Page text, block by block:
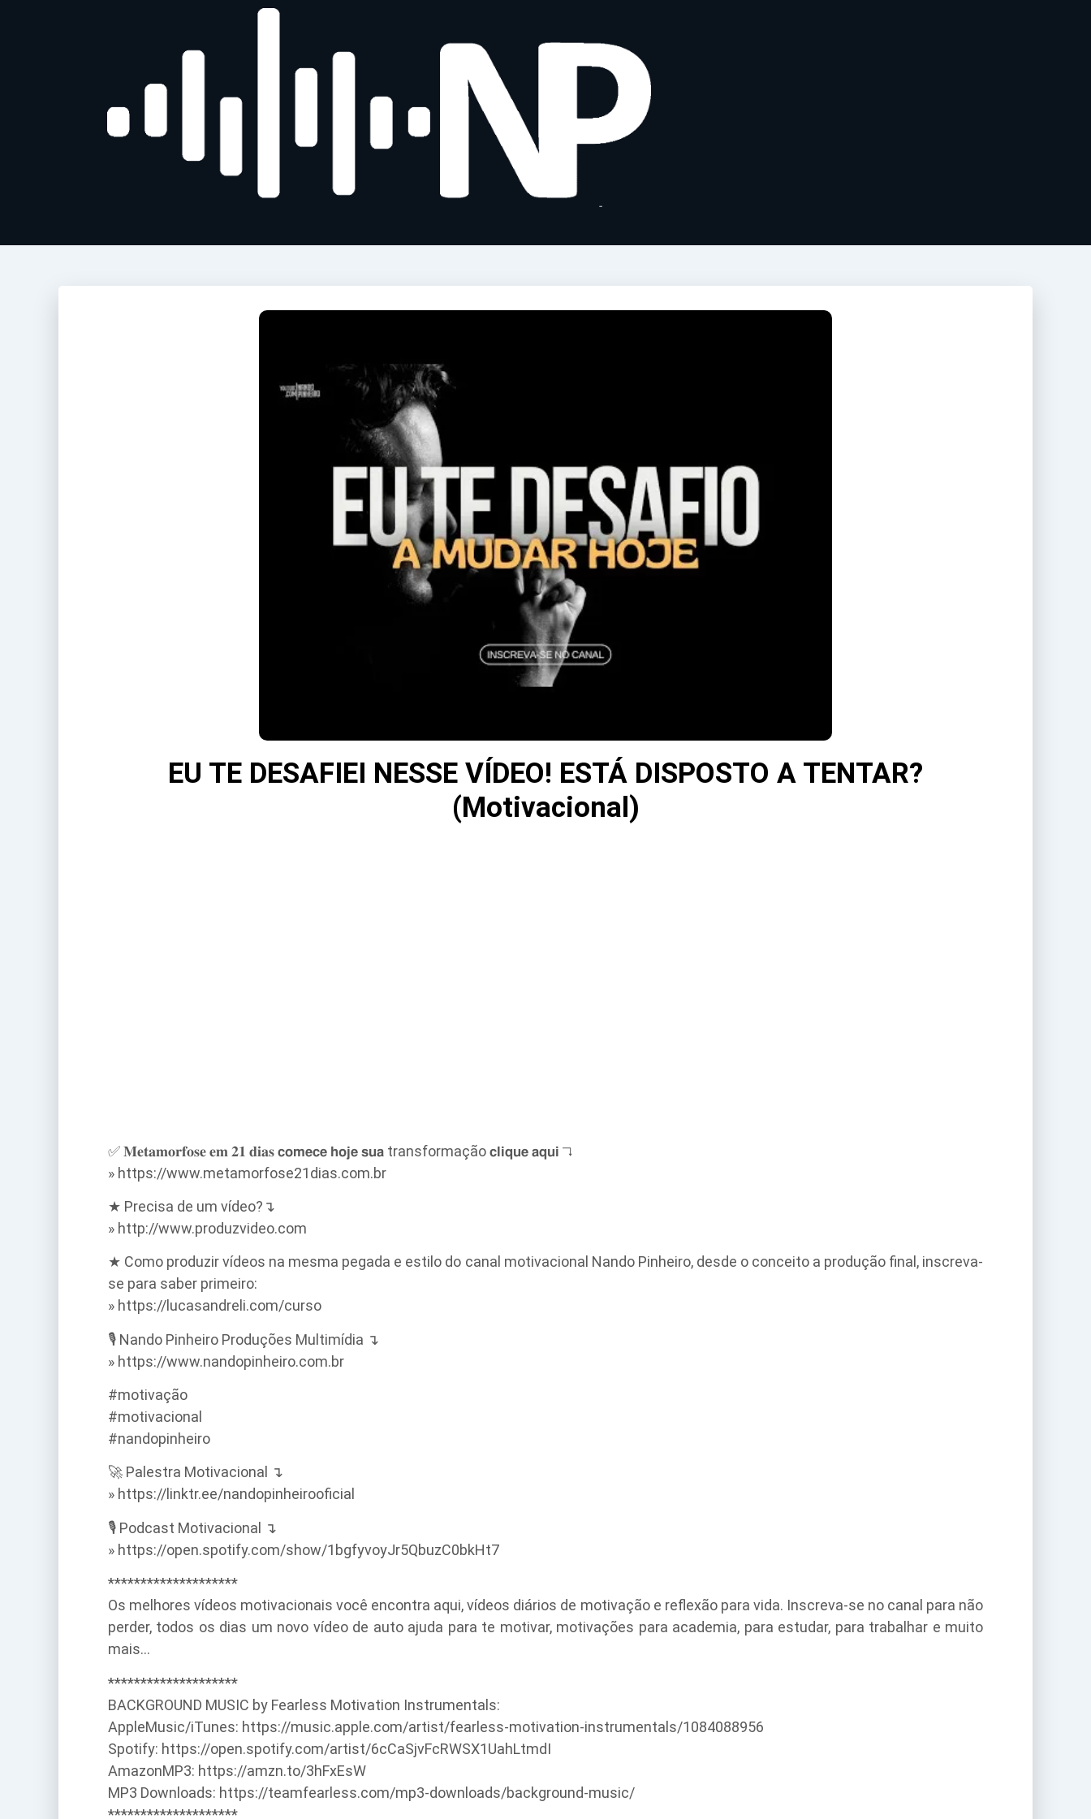
EU TE DESAFIEI NESSE VÍDEO! ESTÁ DISPOSTO A TENTAR?
(Motivacional)
✅ 𝐌𝐞𝐭𝐚𝐦𝐨𝐫𝐟𝐨𝐬𝐞 𝐞𝐦 𝟐𝟏 𝐝𝐢𝐚𝐬 𝗰𝗼𝗺𝗲𝗰𝗲 𝗵𝗼𝗷𝗲 𝘀𝘂𝗮 transformação 𝗰𝗹𝗶𝗾𝘂𝗲 𝗮𝗾𝘂𝗶 ↴
» https://www.metamorfose21dias.com.br
★ Precisa de um vídeo?↴
» http://www.produzvideo.com
★ Como produzir vídeos na mesma pegada e estilo do canal motivacional Nando Pinheiro, desde o conceito a produção final, inscreva-
se para saber primeiro:
» https://lucasandreli.com/curso
🎙️ Nando Pinheiro Produções Multimídia ↴
» https://www.nandopinheiro.com.br
#motivação
#motivacional
#nandopinheiro
🚀 Palestra Motivacional ↴
» https://linktr.ee/nandopinheirooficial
🎙️ Podcast Motivacional ↴
» https://open.spotify.com/show/1bgfyvoyJr5QbuzC0bkHt7
********************
Os melhores vídeos motivacionais você encontra aqui, vídeos diários de motivação e reflexão para vida. Inscreva-se no canal para não
perder, todos os dias um novo vídeo de auto ajuda para te motivar, motivações para academia, para estudar, para trabalhar e muito
mais…
********************
BACKGROUND MUSIC by Fearless Motivation Instrumentals:
AppleMusic/iTunes: https://music.apple.com/artist/fearless-motivation-instrumentals/1084088956
Spotify: https://open.spotify.com/artist/6cCaSjvFcRWSX1UahLtmdI
AmazonMP3: https://amzn.to/3hFxEsW
MP3 Downloads: https://teamfearless.com/mp3-downloads/background-music/
********************